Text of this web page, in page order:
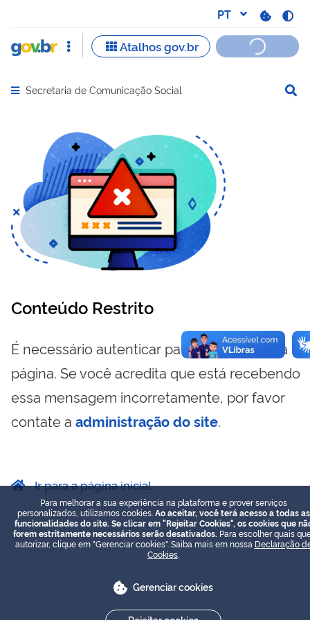
Abrir menu principal de navegação
Secretaria de Comunicação Social
Conteúdo Restrito
É necessário autenticar para visualizar essa
página. Se você acredita que está recebendo
essa mensagem incorretamente, por favor
contate a administração do site.
Ir para a página inicial
Para melhorar a sua experiência na plataforma e prover serviços
personalizados, utilizamos cookies. Ao aceitar, você terá acesso a todas as
funcionalidades do site. Se clicar em "Rejeitar Cookies", os cookies que
forem estritamente necessários serão desativados. Para escolher quais
autorizar, clique em "Gerenciar cookies". Saiba mais em nossa Declaração
Cookies
Gerenciar cookies